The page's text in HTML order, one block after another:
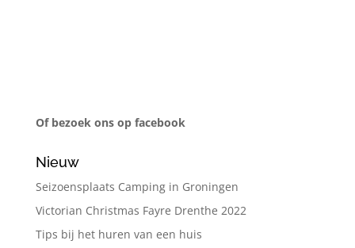
Of bezoek ons op facebook
Nieuw
Seizoensplaats Camping in Groningen
Victorian Christmas Fayre Drenthe 2022
Tips bij het huren van een huis